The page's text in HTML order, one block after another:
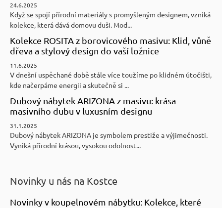
24.6.2025
Když se spojí přírodní materiály s promyšleným designem, vzniká
kolekce, která dává domovu duši. Mod...
Kolekce ROSITA z borovicového masivu: Klid, vůně
dřeva a stylový design do vaší ložnice
11.6.2025
V dnešní uspěchané době stále více toužíme po klidném útočišti,
kde načerpáme energii a skutečně si ...
Dubový nábytek ARIZONA z masivu: krása
masivního dubu v luxusním designu
31.1.2025
Dubový nábytek ARIZONA je symbolem prestiže a výjimečnosti.
Vyniká přírodní krásou, vysokou odolnost...
Novinky u nás na Kostce
Novinky v koupelnovém nábytku: Kolekce, které